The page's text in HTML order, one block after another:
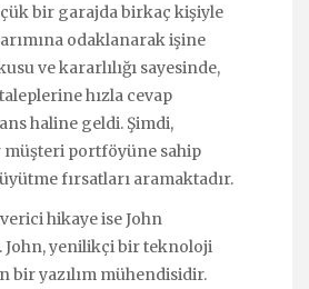
bir garajda birkaç kişiyle
odaklanarak işine
ve kararlılığı sayesinde,
hızla cevap
haline geldi. Şimdi,
müşteri portföyüne sahip
fırsatları aramaktadır.
hikaye ise John
John, yenilikçi bir teknoloji
bir yazılım mühendisidir.